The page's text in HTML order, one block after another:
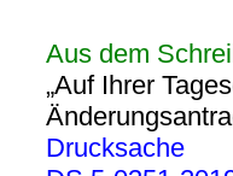
Aus dem
„Auf Ihrer
Drucksache